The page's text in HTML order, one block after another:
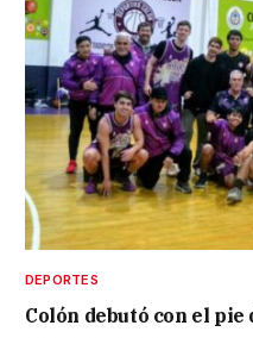
DEPORTES
Colón debutó con el